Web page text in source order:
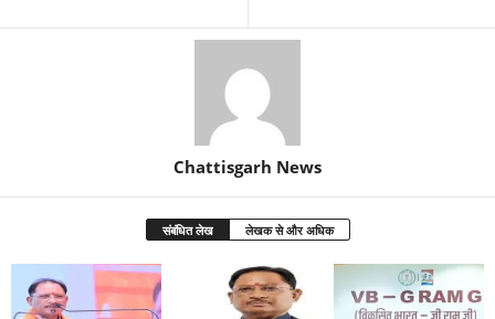
Chattisgarh News
संबंधित लेख लेखक से और अधिक